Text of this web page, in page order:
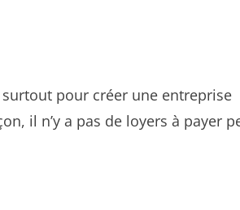
pour créer une entreprise
il n’y a pas de loyers à payer